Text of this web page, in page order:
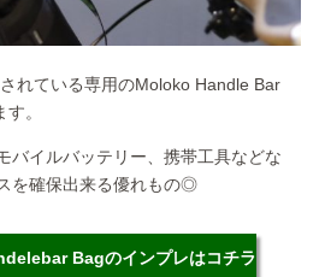
れている専用のMoloko Handle Bar
。
バイルバッテリー、携帯工具などな
を確保出来る優れもの◎
Bagのインプレはコチラ